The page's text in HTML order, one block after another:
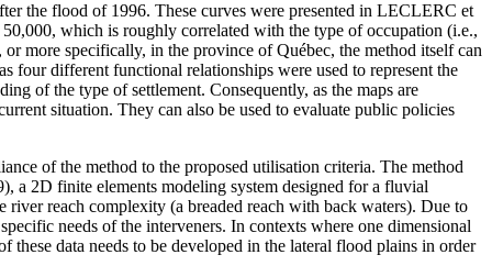
the flood of 1996. These curves were presented in LECLERC et
which is roughly correlated with the type of occupation (i.e.,
more specifically, in the province of Québec, the method itself can
four different functional relationships were used to represent the
of the type of settlement. Consequently, as the maps are
situation. They can also be used to evaluate public policies
of the method to the proposed utilisation criteria. The method
a 2D finite elements modeling system designed for a fluvial
reach complexity (a breaded reach with back waters). Due to
needs of the interveners. In contexts where one dimensional
data needs to be developed in the lateral flood plains in order